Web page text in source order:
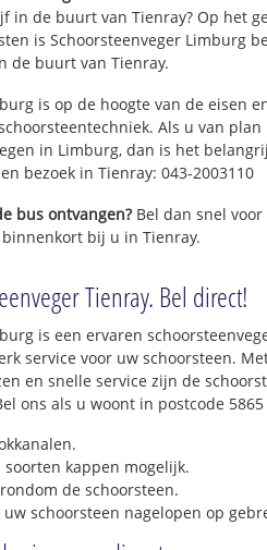
in de buurt van Tienray? Op het
is Schoorsteenveger Limburg
de buurt van Tienray.
is op de hoogte van de eisen
Als u van
in Limburg, dan is het
bezoek in Tienray: 043-2003110
bus ontvangen?Bel dan snel voor
bij u in Tienray.
Tienray. Bel direct!
is een ervaren
service voor uw schoorsteen.
en snelle service zijn de
ons als u woont in postcode
kappen mogelijk.
de schoorsteen.
schoorsteen nagelopen op